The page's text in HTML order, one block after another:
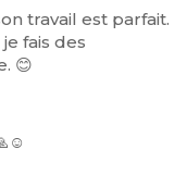
travail est parfait.
fais des
😊